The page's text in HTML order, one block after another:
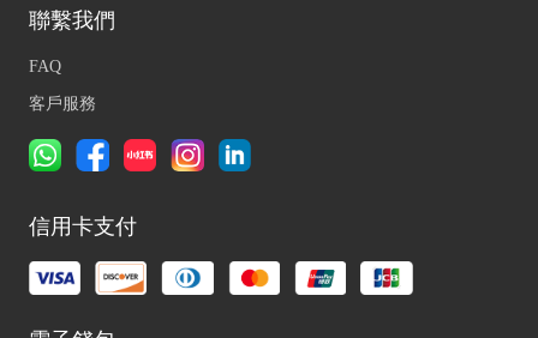
聯繫我們
FAQ
客戶服務
信用卡支付